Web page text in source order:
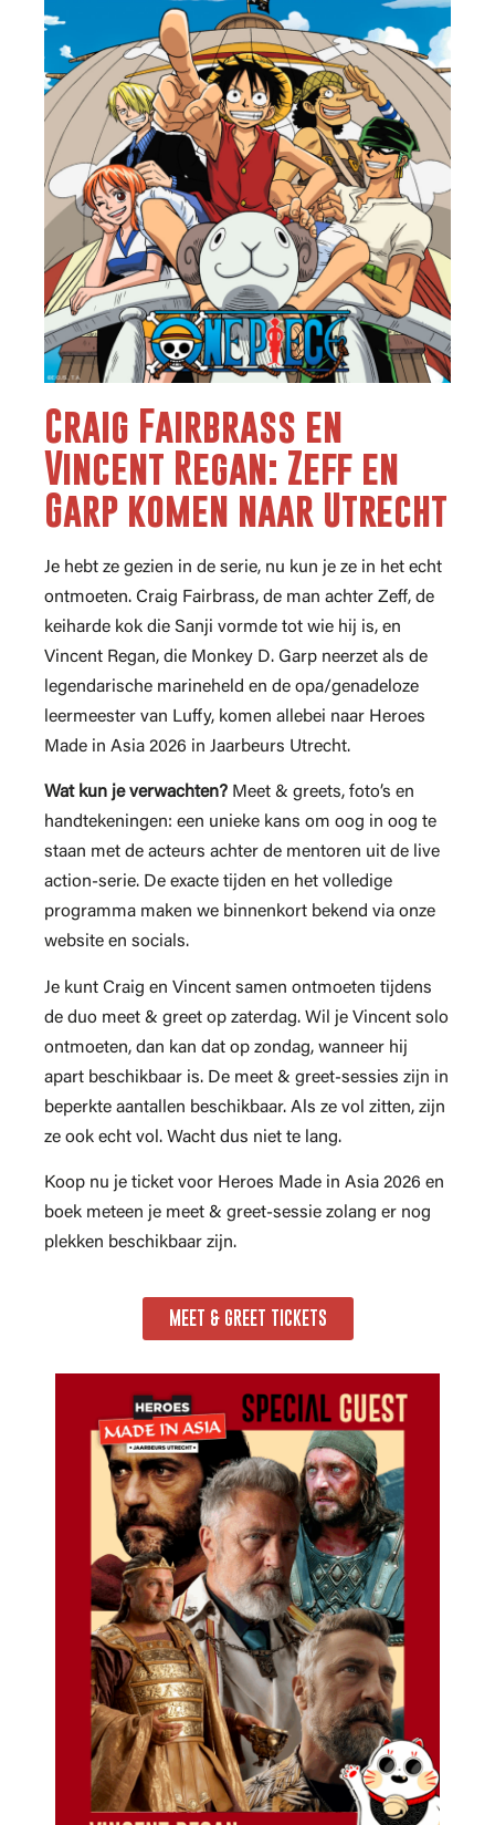
Craig Fairbrass en
Vincent Regan: Zeff en
Garp komen naar Utrecht
Je hebt ze gezien in de serie, nu kun je ze in het echt
ontmoeten. Craig Fairbrass, de man achter Zeff, de
keiharde kok die Sanji vormde tot wie hij is, en
Vincent Regan, die Monkey D. Garp neerzet als de
legendarische marineheld en de opa/genadeloze
leermeester van Luffy, komen allebei naar Heroes
Made in Asia 2026 in Jaarbeurs Utrecht.
Wat kun je verwachten? Meet & greets, foto’s en
handtekeningen: een unieke kans om oog in oog te
staan met de acteurs achter de mentoren uit de live
action-serie. De exacte tijden en het volledige
programma maken we binnenkort bekend via onze
website en socials.
Je kunt Craig en Vincent samen ontmoeten tijdens
de duo meet & greet op zaterdag. Wil je Vincent solo
ontmoeten, dan kan dat op zondag, wanneer hij
apart beschikbaar is. De meet & greet-sessies zijn in
beperkte aantallen beschikbaar. Als ze vol zitten, zijn
ze ook echt vol. Wacht dus niet te lang.
Koop nu je ticket voor Heroes Made in Asia 2026 en
boek meteen je meet & greet-sessie zolang er nog
plekken beschikbaar zijn.
MEET & GREET TICKETS